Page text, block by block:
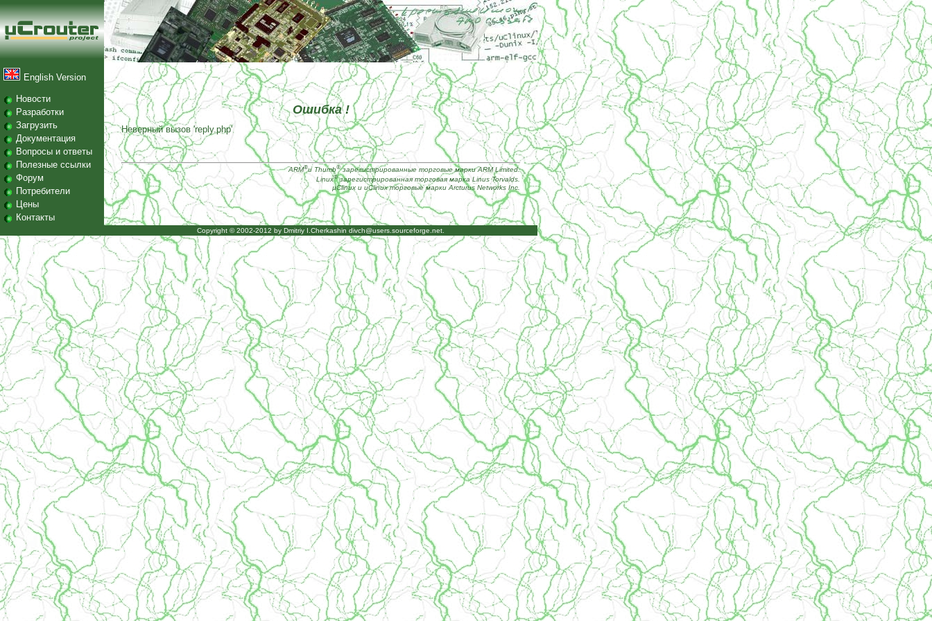
English Version
Новости
Разработки
Загрузить
Документация
Вопросы и ответы
Полезные ссылки
Форум
Потребители
Цены
Контакты
Ошибка !
Неверный вызов 'reply.php'
ARM®и Thumb®зарегистрированные торговые марки ARM Limited.
Linux®зарегистрированная торговая марка Linus Torvalds.
µClinux и uClinux торговые марки Arcturus Networks Inc.
Copyright © 2002-2012 by Dmitriy I.Cherkashin divch@users.sourceforge.net